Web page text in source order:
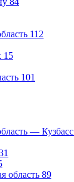
112
15
101
— Кузбасс
область 89